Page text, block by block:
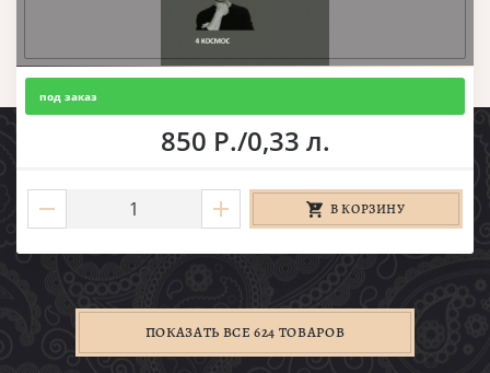
под заказ
850 Р./0,33 л.
В КОРЗИНУ
ПОКАЗАТЬ ВСЕ 624 ТОВАРОВ